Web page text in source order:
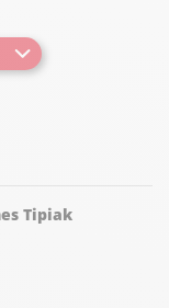
et varier
à l'équilibre de
Tipiak